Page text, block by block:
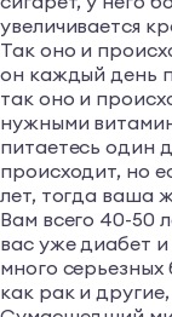
увеличивается
Так оно и
он каждый день
так оно и
нужными
питаетесь один
происходит, но
лет, тогда ваша
Вам всего 40-50
вас уже диабет
много
как рак и